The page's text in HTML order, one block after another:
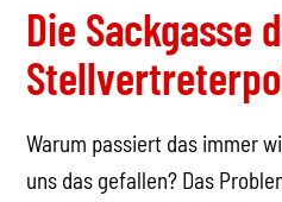
Die Sackgasse
Warum passiert das immer
uns das gefallen? Das